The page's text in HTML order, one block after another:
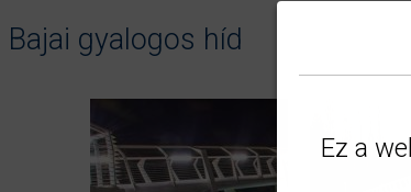
Bajai gyalogos híd
Ez a